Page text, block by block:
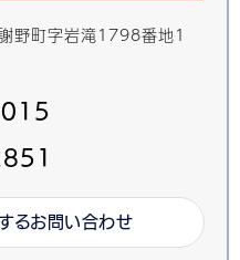
野町字岩滝1798番地1
るお問い合わせ